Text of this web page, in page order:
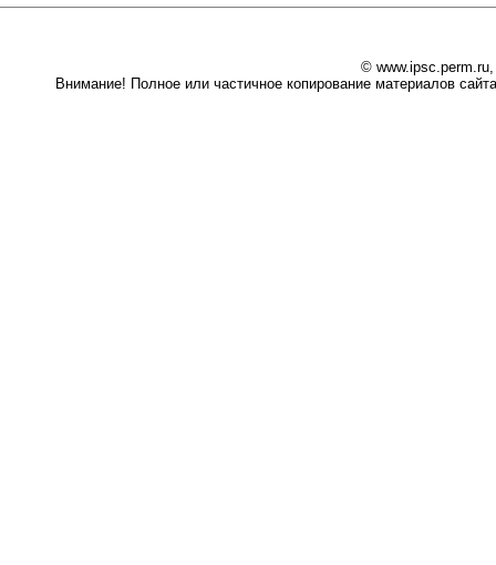
©
Внимание! Полное или частичное копирование материалов